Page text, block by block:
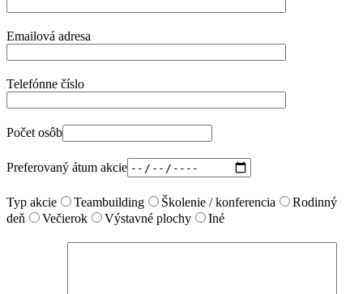
Emailová adresa
Telefónne číslo
Počet osôb
Preferovaný átum akcie
Typ akcie Teambuilding Školenie / konferencia
Rodinný
deň
Večierok Výstavné plochy Iné